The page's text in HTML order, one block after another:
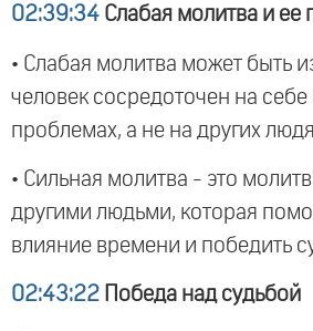
02:39:34 Слабая молитва и ее
• Слабая молитва может быть
человек сосредоточен на себе
проблемах, а не на других
• Сильная молитва - это
другими людьми, которая
влияние времени и победить
02:43:22 Победа над судьбой